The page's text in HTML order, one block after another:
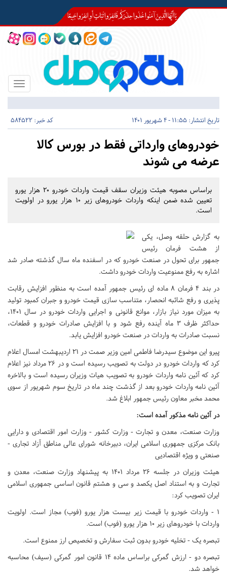
Toggle
تاریخ انتشار: 11:55 - 4 شهریور 1401 کد خبر: 584522
خودروهای وارداتی فقط در بورس کالا
عرضه می شوند
براساس مصوبه هیئت وزیران سقف قیمت واردات خودرو ۲۰ هزار یورو
تعیین شده ضمن اینکه واردات خودروهای زیر ۱۰ هزار یورو در اولویت
است.
به گزارش حلقه وصل، یکی
از هشت فرمان رئیس
جمهور برای تحول در صنعت خودرو که در اسفنده ماه سال گذشته صادر شد
اشاره به رفع ممنوعیت واردات خودرو داشت.
در بند ۴ فرمان ۸ ماده ای رئیس جمهور آمده است به منظور افزایش رقابت
پذیری و رفع شائبه انحصار، متناسب سازی قیمت خودرو و جبران کمبود تولید
به میزان مورد نیاز بازار، موانع قانونی و اجرایی واردات خودرو در سال ۱۴۰۱،
حداکثر ظرف ۳ ماه آینده رفع شود و با افزایش صادرات خودرو و قطعات،
نسبت صادرات به واردات در صنعت خودرو افزایش یابد.
پیرو این موضوع سیدرضا فاطمی امین وزیر صمت در ۲۱ اردیبهشت امسال اعلام
کرد که واردات خودرو در دولت به تصویب رسیده است و در ۲۶ مرداد نیز اعلام
کرد که آئین نامه واردات خودرو به تصویب هیات وزیران رسیده است و بالاخره
آئین نامه واردات خودرو بعد از گذشت چند ماه در تاریخ سوم شهریور از سوی
محمد مخبر معاون رئیس جمهور ابلاغ شد.
در آئین نامه مذکور آمده است:
وزارت صنعت، معدن و تجارت - وزارت کشور - وزارت امور اقتصادی و دارایی
بانک مرکزی جمهوری اسلامی ایران، دبیرخانه شورای عالی مناطق آزاد تجاری -
صنعتی و ویژه اقتصادیی
هیئت وزیران در جلسه ۲۶ مرداد ۱۴۰۱ به پیشنهاد وزارت صنعت، معدن و
تجارت و به استناد اصل یکصد و سی و هشتم قانون اساسی جمهوری اسلامی
ایران تصویب کرد:
۱ - واردات خودرو با قیمت زیر بیست هزار یورو (فوب) مجاز است. اولویت
واردات با خودروهای زیر ۱۰ هزار یورو (فوب) است.
تبصره یک - تخلیه خودرو بدون ثبت سفارش و تخصیص ارز ممنوع است.
تبصره دو - ارزش گمرکی براساس ماده ۱۴ قانون امور گمرکی (سیف) محاسبه
خواهد شد.